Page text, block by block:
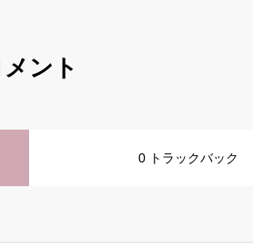
メント
0 トラックバック